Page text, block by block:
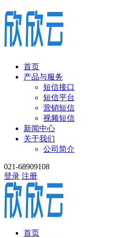
首页
产品与服务
短信接口
短信平台
营销短信
视频短信
新闻中心
关于我们
公司简介
021-68909108
登录 注册
首页